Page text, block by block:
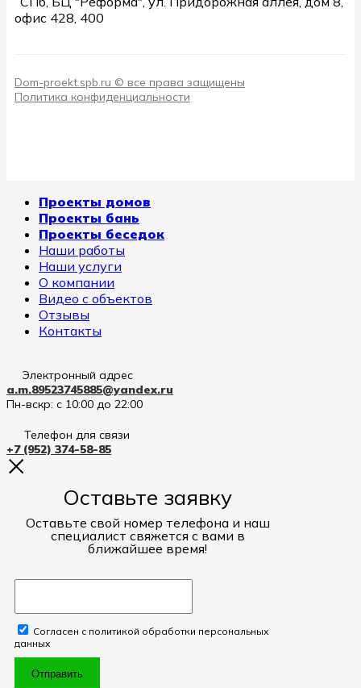
офис 428, 400
Dom-proekt.spb.ru © все права защищены
Политика конфиденциальности
Проекты домов
Проекты бань
Проекты беседок
Наши работы
Наши услуги
О компании
Видео с объектов
Отзывы
Контакты
Электронный адрес
a.m.89523745885@yandex.ru
Пн-вскр: с 10:00 до 22:00
Телефон для связи
+7 (952) 374-58-85
Оставьте заявку
Оставьте свой номер телефона и наш
специалист свяжется с вами в
ближайшее время!
Согласен с политикой обработки персональных
данных
Отправить